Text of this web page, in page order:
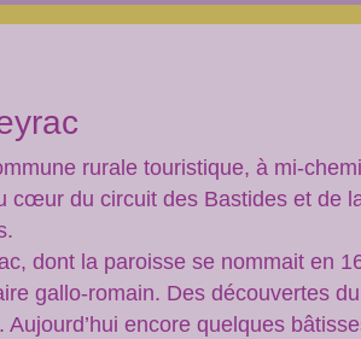
rurale touristique, à mi-
cœur du circuit des Bastides et de
dont la paroisse se nommait en
gallo-romain. Des découvertes
Aujourd’hui encore quelques